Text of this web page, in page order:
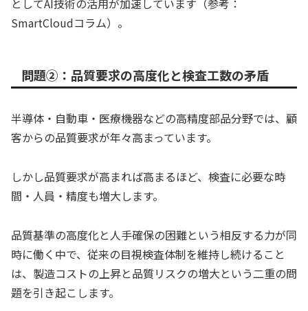
としてAI技術の活用が加速しています（参考：
SmartCloudコラム）。
問題②：品質要求の高度化と検査工数の矛盾
半導体・自動車・医療機器などの高精度部品分野では、顧
客からの品質要求が年々高まっています。
しかし品質要求が高まれば高まるほど、検査に必要な時
間・人員・精度も増大します。
品質基準の高度化と人手確保の困難という相反する力が同
時に働く中で、従来の目視検査体制を維持し続けること
は、製造コストの上昇と品質リスクの増大という二重の問
題を引き起こします。